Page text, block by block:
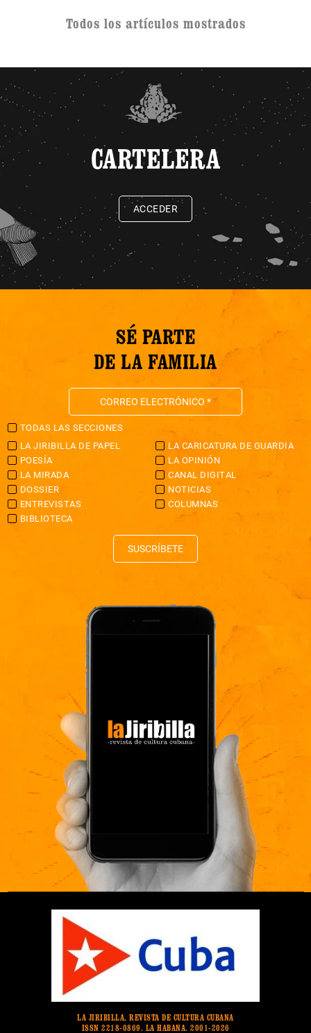
Todos los artículos mostrados
CARTELERA
ACCEDER
SÉ PARTE
DE LA FAMILIA
TODAS LAS SECCIONES
LA JIRIBILLA DE PAPEL
LA CARICATURA DE GUARDIA
POESÍA
LA OPINIÓN
LA MIRADA
CANAL DIGITAL
DOSSIER
NOTICIAS
ENTREVISTAS
COLUMNAS
BIBLIOTECA
SUSCRÍBETE
LA JIRIBILLA, REVISTA DE CULTURA CUBANA
ISSN 2218-0869. LA HABANA. 2001-2026